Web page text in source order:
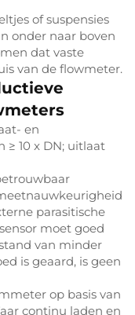
of suspensies
onder naar boven
dat vaste
van de flowmeter.
en
10 x DN; uitlaat
parasitische
moet goed
van minder
is geaard, is geen
op basis van
continu laden en